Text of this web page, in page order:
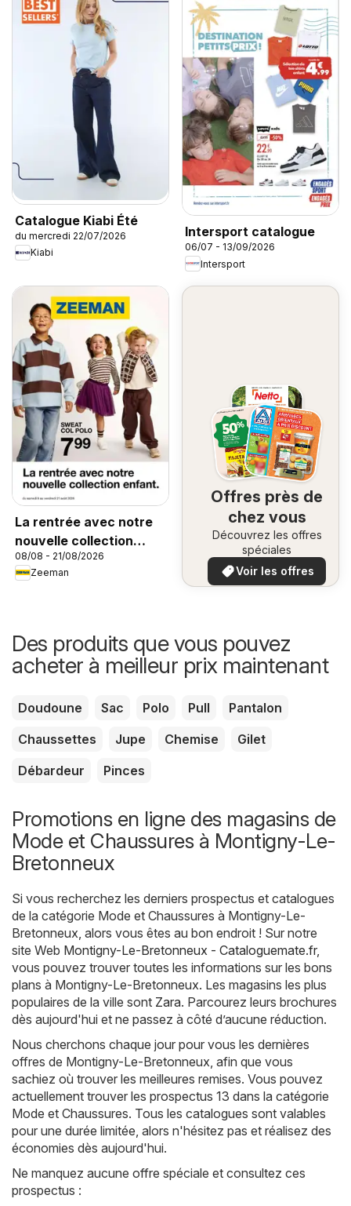
Catalogue Kiabi Été
du mercredi 22/07/2026
Kiabi
Intersport catalogue
06/07 - 13/09/2026
Intersport
La rentrée avec notre
nouvelle collection
enfant
08/08 - 21/08/2026
Zeeman
Offres près de
chez vous
Découvrez les offres
spéciales
Voir les offres
Des produits que vous pouvez
acheter à meilleur prix maintenant
Doudoune Sac Polo Pull
Pantalon
Chaussettes
Jupe Chemise
Gilet
Débardeur
Pinces
Promotions en ligne des magasins de
Mode et Chaussures à Montigny-Le-
Bretonneux
Si vous recherchez les derniers prospectus et catalogues
de la catégorie Mode et Chaussures à Montigny-Le-
Bretonneux, alors vous êtes au bon endroit ! Sur notre
site Web Montigny-Le-Bretonneux - Cataloguemate.fr,
vous pouvez trouver toutes les informations sur les bons
plans à Montigny-Le-Bretonneux. Les magasins les plus
populaires de la ville sont Zara. Parcourez leurs brochures
dès aujourd'hui et ne passez à côté d’aucune réduction.
Nous cherchons chaque jour pour vous les dernières
offres de Montigny-Le-Bretonneux, afin que vous
sachiez où trouver les meilleures remises. Vous pouvez
actuellement trouver les prospectus 13 dans la catégorie
Mode et Chaussures. Tous les catalogues sont valables
pour une durée limitée, alors n'hésitez pas et réalisez des
économies dès aujourd'hui.
Ne manquez aucune offre spéciale et consultez ces
prospectus :